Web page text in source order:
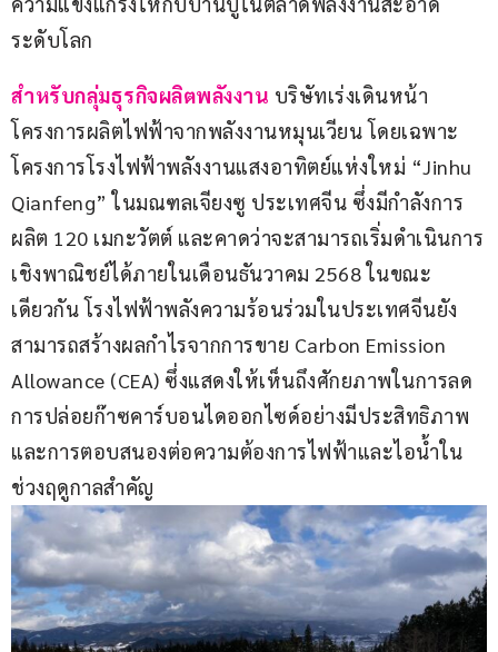
ระดับโลก
สำหรับกลุ่มธุรกิจผลิตพลังงาน บริษัทเร่งเดินหน้า
โครงการผลิตไฟฟ้าจากพลังงานหมุนเวียน โดยเฉพาะ
โครงการโรงไฟฟ้าพลังงานแสงอาทิตย์แห่งใหม่ “Jinhu
Qianfeng” ในมณฑลเจียงซู ประเทศจีน ซึ่งมีกำลังการ
ผลิต 120 เมกะวัตต์ และคาดว่าจะสามารถเริ่มดำเนินการ
เชิงพาณิชย์ได้ภายในเดือนธันวาคม 2568 ในขณะ
เดียวกัน โรงไฟฟ้าพลังความร้อนร่วมในประเทศจีนยัง
สามารถสร้างผลกำไรจากการขาย Carbon Emission
Allowance (CEA) ซึ่งแสดงให้เห็นถึงศักยภาพในการลด
การปล่อยก๊าซคาร์บอนไดออกไซด์อย่างมีประสิทธิภาพ
และการตอบสนองต่อความต้องการไฟฟ้าและไอน้ำใน
ช่วงฤดูกาลสำคัญ